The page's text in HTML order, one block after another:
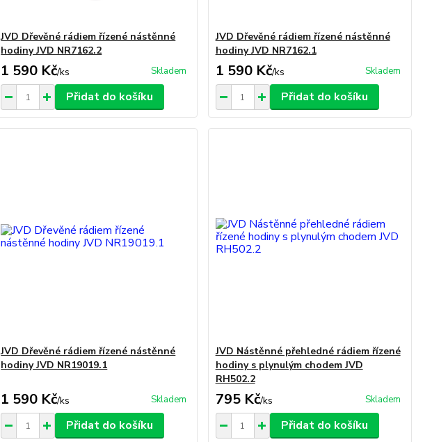
JVD Dřevěné rádiem řízené nástěnné
hodiny JVD NR7162.2
1 590 Kč/ks Skladem
Přidat do košíku
JVD Dřevěné rádiem řízené nástěnné
hodiny JVD NR7162.1
1 590 Kč/ks Skladem
Přidat do košíku
JVD Dřevěné rádiem řízené nástěnné
hodiny JVD NR19019.1
1 590 Kč/ks Skladem
Přidat do košíku
JVD Nástěnné přehledné rádiem řízené
hodiny s plynulým chodem JVD
RH502.2
795 Kč/ks Skladem
Přidat do košíku